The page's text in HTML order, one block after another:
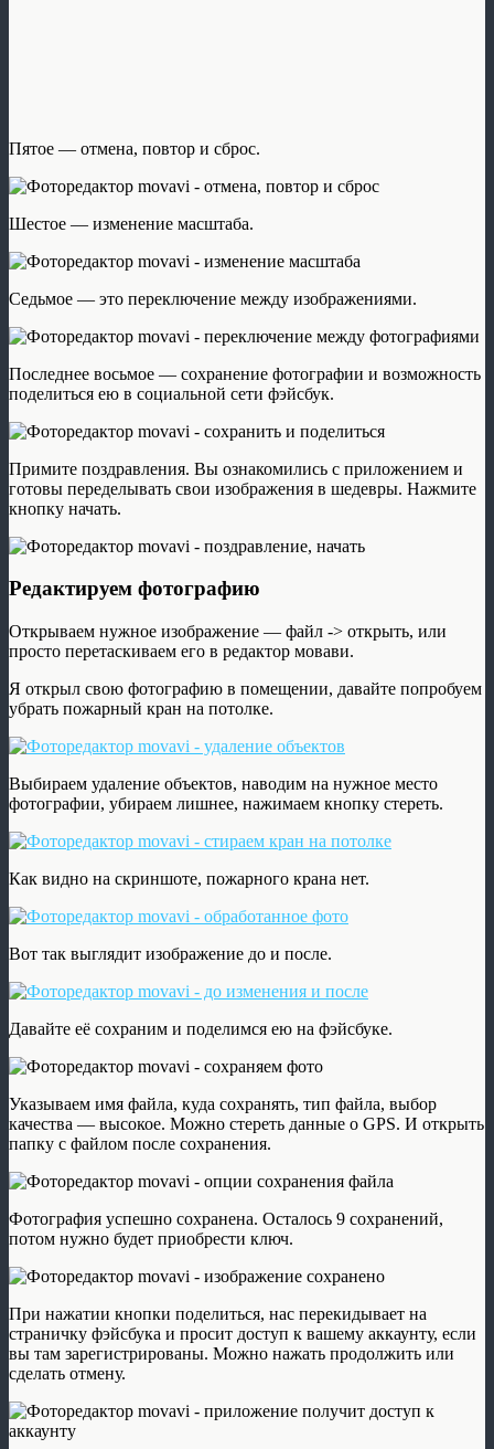
Пятое — отмена, повтор и сброс.
Шестое — изменение масштаба.
Седьмое — это переключение между изображениями.
Последнее восьмое — сохранение фотографии и возможность
поделиться ею в социальной сети фэйсбук.
Примите поздравления. Вы ознакомились с приложением и
готовы переделывать свои изображения в шедевры. Нажмите
кнопку начать.
Редактируем фотографию
Открываем нужное изображение — файл -> открыть, или
просто перетаскиваем его в редактор мовави.
Я открыл свою фотографию в помещении, давайте попробуем
убрать пожарный кран на потолке.
Выбираем удаление объектов, наводим на нужное место
фотографии, убираем лишнее, нажимаем кнопку стереть.
Как видно на скриншоте, пожарного крана нет.
Вот так выглядит изображение до и после.
Давайте её сохраним и поделимся ею на фэйсбуке.
Указываем имя файла, куда сохранять, тип файла, выбор
качества — высокое. Можно стереть данные о GPS. И открыть
папку с файлом после сохранения.
Фотография успешно сохранена. Осталось 9 сохранений,
потом нужно будет приобрести ключ.
При нажатии кнопки поделиться, нас перекидывает на
страничку фэйсбука и просит доступ к вашему аккаунту, если
вы там зарегистрированы. Можно нажать продолжить или
сделать отмену.